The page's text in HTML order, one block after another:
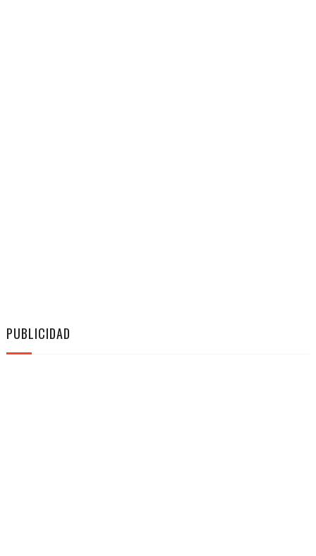
PUBLICIDAD